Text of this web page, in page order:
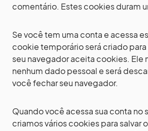
comentário. Estes cookies duram
Se você tem uma conta e acessa
cookie temporário será criado
seu navegador aceita cookies. Ele
nenhum dado pessoal e será
você fechar seu navegador.
Quando você acessa sua conta no
criamos vários cookies para salvar